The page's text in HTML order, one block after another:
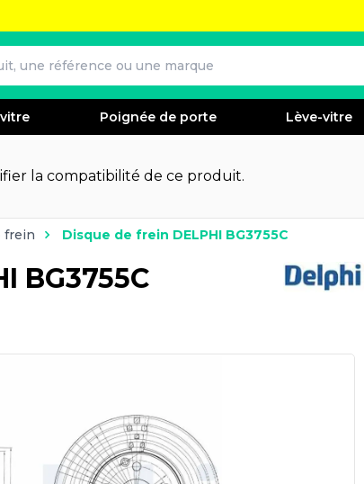
Poignée de porte Lève-vitre
la compatibilité de ce produit.
frein Disque de frein DELPHI BG3755C
BG3755C